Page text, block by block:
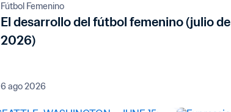
Fútbol Femenino
El desarrollo del fútbol femenino (julio de
2026)
6 ago 2026